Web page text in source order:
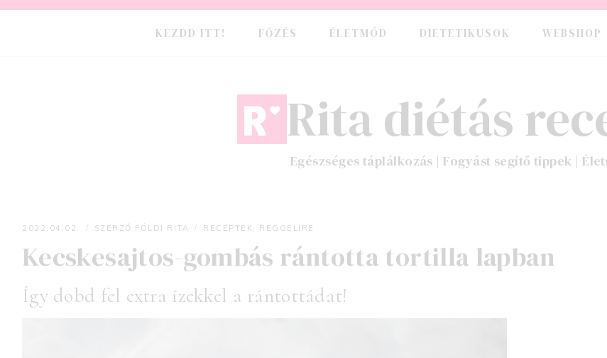
Skip
KEZDD ITT! FŐZÉS ÉLETMÓD DIETETIKUSOK WEBSHOP
Rita diétás
Egészséges táplálkozás | Fogyást segítő tippek |
Földi Rita
2022.04.02. SZERZŐ: FÖLDI RITA RECEPTEK REGGELIRE
Kecskesajtos-gombás rántotta tortilla lapban
Így dobd fel extra ízekkel a rántottádat!